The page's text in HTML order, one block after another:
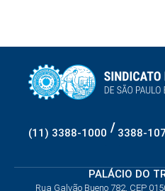
(11) 3388-1000 / 3388-
PALÁCIO DO
Rua Galvão Bueno 782, CEP